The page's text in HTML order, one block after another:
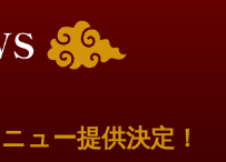
ュー提供決定！